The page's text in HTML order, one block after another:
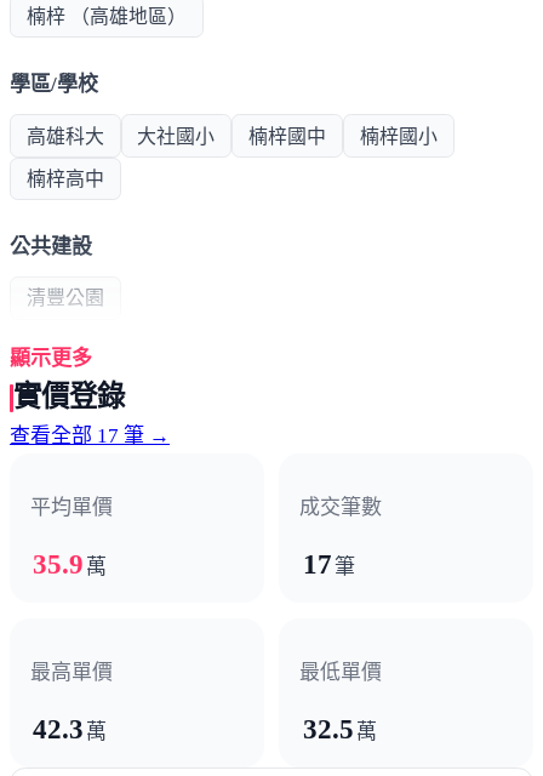
楠梓 （高雄地區）
學區/學校
高雄科大 大社國小 楠梓國中 楠梓國小
楠梓高中
公共建設
清豐公園
超商/賣場
少年法院
其他
顯示更多
實價登錄
查看全部 17 筆 →
平均單價
35.9 萬
成交筆數
17筆
最高單價
42.3 萬
最低單價
32.5 萬